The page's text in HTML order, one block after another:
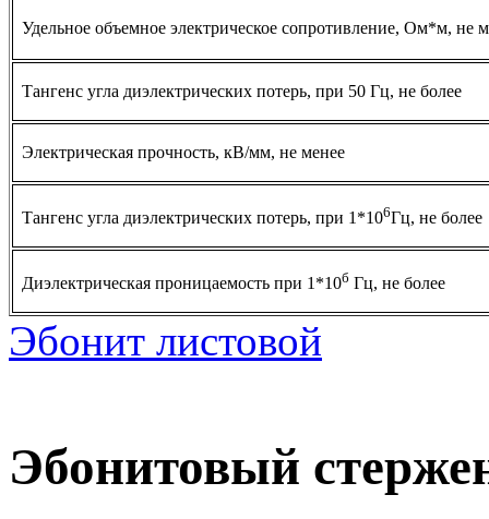
Удельное объемное электрическое сопротивление, Ом*м, не
Тангенс угла диэлектрических потерь, при 50 Гц, не более
Электрическая прочность, кВ/мм, не менее
Тангенс угла диэлектрических потерь, при 1*106Гц, не более
Диэлектрическая проницаемость при 1*10б Гц, не более
Эбонит листовой
Эбонитовый